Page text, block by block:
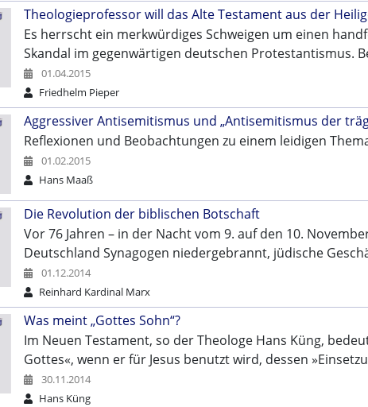
Theologieprofessor will das Alte Testament aus der
Es herrscht ein merkwürdiges Schweigen um einen
Skandal im gegenwärtigen deutschen Protestantismus.
01.04.2015
Friedhelm Pieper
Aggressiver Antisemitismus und „Antisemitismus der
Reflexionen und Beobachtungen zu einem leidigen
01.02.2015
Hans Maaß
Die Revolution der biblischen Botschaft
Vor 76 Jahren – in der Nacht vom 9. auf den 10.
Deutschland Synagogen niedergebrannt, jüdische
01.12.2014
Reinhard Kardinal Marx
Was meint „Gottes Sohn“?
Im Neuen Testament, so der Theologe Hans Küng,
Gottes«, wenn er für Jesus benutzt wird, dessen
30.11.2014
Hans Küng